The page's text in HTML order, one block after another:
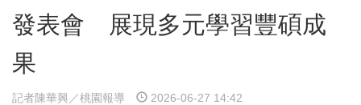
發表會 展現多元學習豐碩成
果
記者陳華興／桃園報導 2026-06-27 14:42